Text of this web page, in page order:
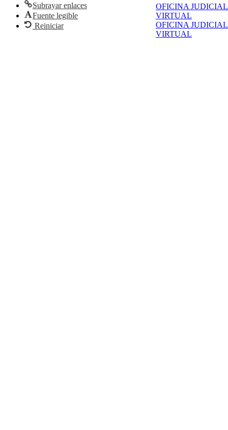
OFICINA JUDICIAL
VIRTUAL
OFICINA JUDICIAL
VIRTUAL
Subrayar enlaces
Fuente legible
Reiniciar